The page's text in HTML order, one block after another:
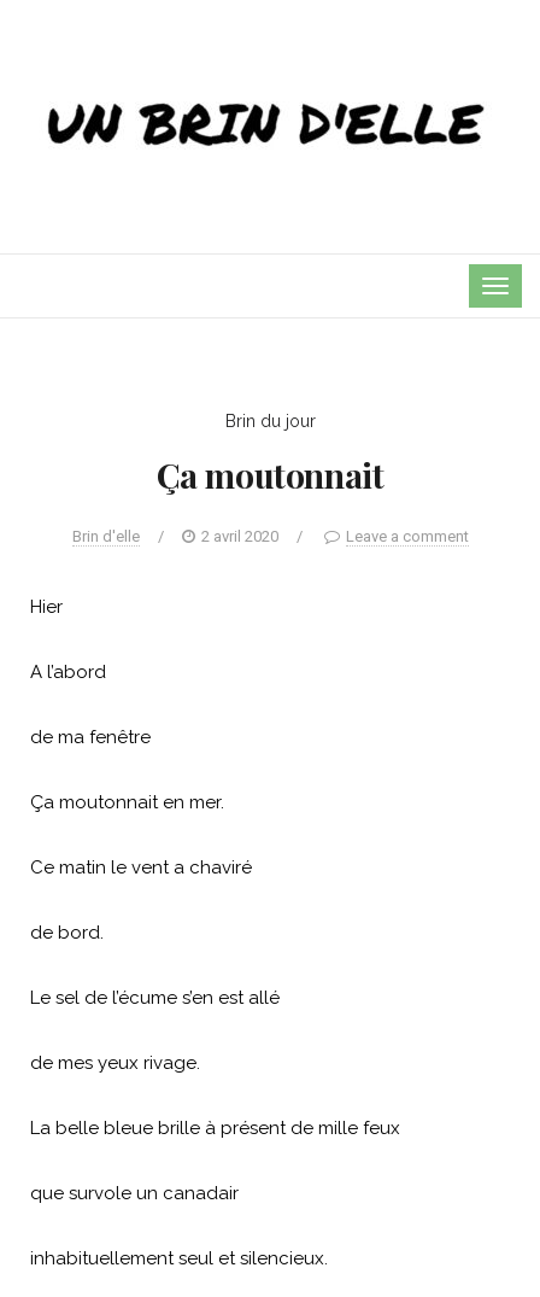
Brin du jour
Ça moutonnait
Brin d'elle / 2 avril 2020 / Leave a comment
Hier
A l’abord
de ma fenêtre
Ça moutonnait en mer.
Ce matin le vent a chaviré
de bord.
Le sel de l’écume s’en est allé
de mes yeux rivage.
La belle bleue brille à présent de mille feux
que survole un canadair
inhabituellement seul et silencieux.